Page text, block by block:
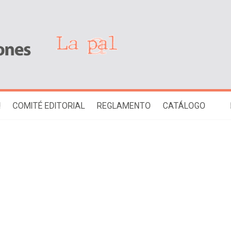
COMITÉ EDITORIAL REGLAMENTO CATÁLOGO